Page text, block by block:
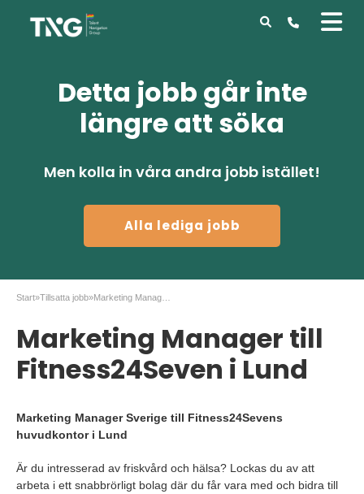
Detta jobb går inte
längre att söka
Men kolla in våra andra jobb istället!
Alla lediga jobb
Start»Tillsatta jobb»
Marketing Manager till
Fitness24Seven i Lund
Marketing Manager Sverige till Fitness24Sevens
huvudkontor i Lund
Är du intresserad av friskvård och hälsa? Lockas du av att
arbeta i ett snabbrörligt bolag där du får vara med och bidra till